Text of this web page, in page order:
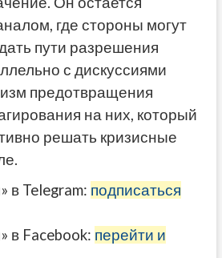
где стороны могут
пути разрешения
с дискуссиями
предотвращения
на них, который
решать кризисные
в Telegram: подписаться
в Facebook: перейти и